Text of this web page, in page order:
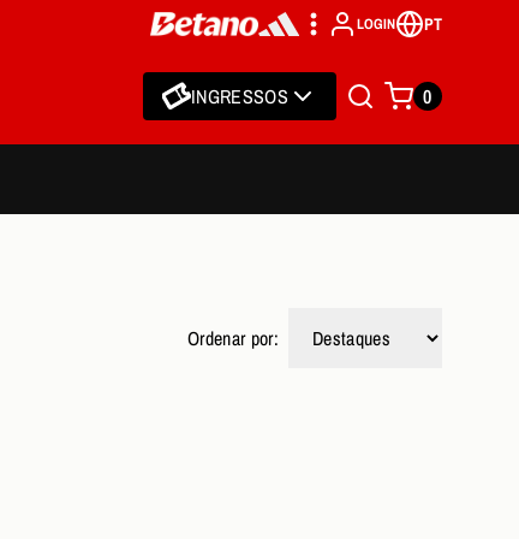
LOGIN PT
INGRESSOS 0
Ordenar por: